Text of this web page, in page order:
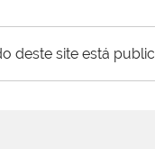
deste site está